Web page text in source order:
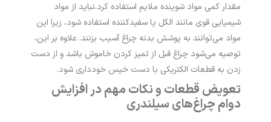
مقدار کمی مواد شوینده ملایم استفاده کرد.نباید از مواد
شیمیایی قوی مانند الکل یا سفیدکننده استفاده شود، زیرا این
مواد می‌توانند به پوشش بدنه چراغ آسیب بزنند. علاوه بر این،
توصیه می‌شود چراغ قبل از تمیز کردن خاموش باشد و از دست
زدن به قطعات الکتریکی با دست خیس خودداری شود.
تعویض قطعات و نکات مهم در افزایش
دوام چراغ‌های سیلندری